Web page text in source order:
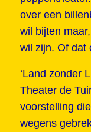
over een
wil bijten
wil zijn. Of dat
‘Land zonder
Theater de
voorstelling
wegens